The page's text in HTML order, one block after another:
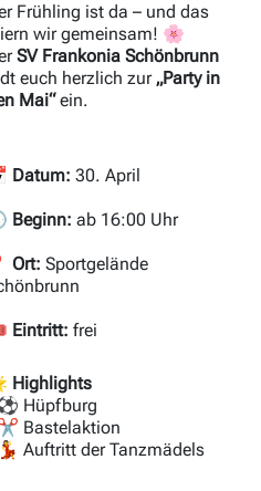
Frühling ist da – und das
wir gemeinsam! 🌸
SV Frankonia Schönbrunn
euch herzlich zur „Party in
Mai“ein.
Datum: 30. April
Beginn: ab 16:00 Uhr
Ort: Sportgelände
Eintritt: frei
Highlights
Hüpfburg
Bastelaktion
Auftritt der Tanzmädels